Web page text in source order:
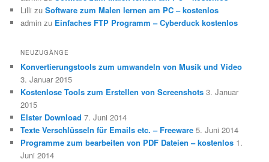
Lilli zuSoftware zum Malen lernen am PC – kostenlos
admin zu Einfaches FTP Programm – Cyberduck kostenlos
NEUZUGÄNGE
Konvertierungstools zum umwandeln von Musik und Video
3. Januar 2015
Kostenlose Tools zum Erstellen von Screenshots 3. Januar
2015
Elster Download 7. Juni 2014
Texte Verschlüsseln für Emails etc. – Freeware 5. Juni 2014
Programme zum bearbeiten von PDF Dateien – kostenlos 1.
Juni 2014